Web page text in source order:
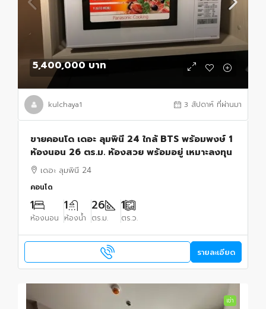
5,400,000 บาท
kulchaya1 3 สัปดาห์ ที่ผ่านมา
ขายคอนโด เดอะ ลุมพินี 24 ใกล้ BTS พร้อมพงษ์ 1
ห้องนอน 26 ตร.ม. ห้องสวย พร้อมอยู่ เหมาะลงทุน
เดอะ ลุมพินี 24
คอนโด
1
ห้องนอน
1
ห้องน้ำ
26
ตร.ม.
1
ตร.ว.
รายละเอียด
เช่า